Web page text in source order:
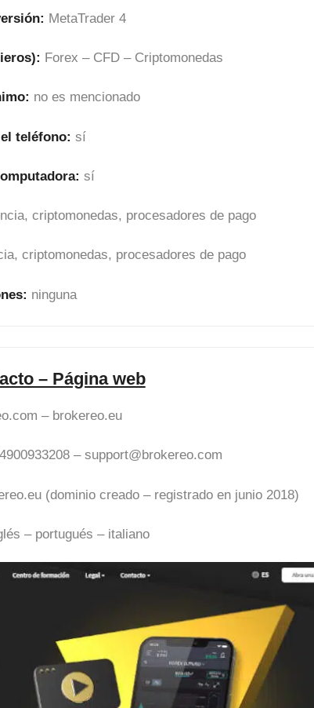
MetaTrader 4
Forex – CFD – Criptomonedas
no es mencionado
teléfono: sí
sí
criptomonedas, procesadores de pago
criptomonedas, procesadores de pago
ninguna
– Página web
– brokereo.eu
–support@brokereo.com
(dominio creado – registrado en junio 2018)
– portugués – italiano